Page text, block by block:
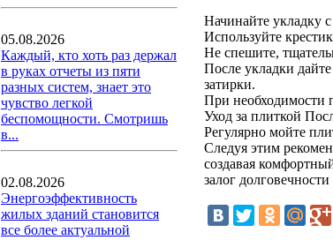
05.08.2026
Каждый, кто хоть раз держал
в руках отчеты из пяти
разных систем, знает это
чувство легкой
беспомощности. Смотришь
в...
02.08.2026
Энергоэффективность
жилых зданий становится
все более актуальной
Начинайте укладку
Используйте
Не спешите,
После укладки
затирки.
При необходимости
Уход за плиткой
Регулярно мойте
Следуя этим
создавая
залог